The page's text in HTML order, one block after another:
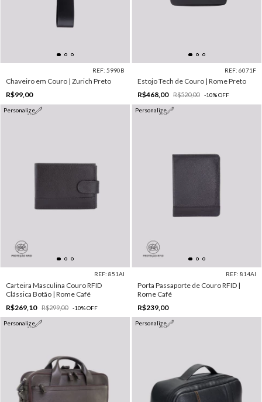
REF: 5990B
Chaveiro em Couro | Zurich Preto
R$99,00
REF: 6071F
Estojo Tech de Couro | Rome Preto
R$468,00
R$520,00 -10%OFF
Personalize
REF: 851AI
Carteira Masculina Couro RFID
Clássica Botão | Rome Café
R$269,10
R$299,00 -10%OFF
Personalize
REF: 814AI
Porta Passaporte de Couro RFID |
Rome Café
R$239,00
Personalize Personalize